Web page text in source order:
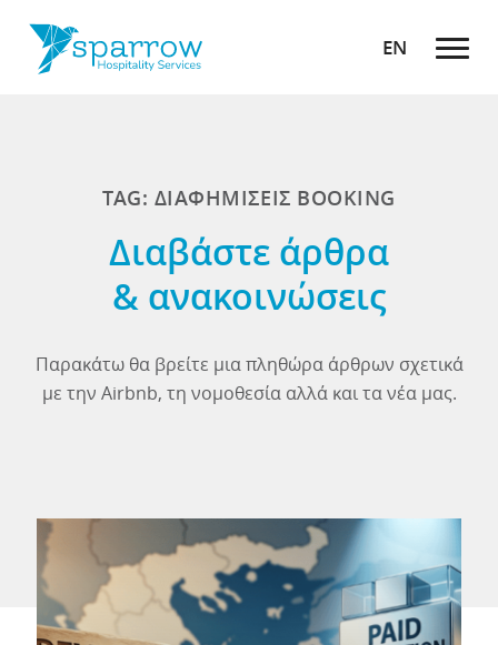
EN
TAG: ΔΙΑΦΗΜΙΣΕΙΣ BOOKING
Διαβάστε άρθρα
& ανακοινώσεις
Παρακάτω θα βρείτε μια πληθώρα άρθρων σχετικά
με την Airbnb, τη νομοθεσία αλλά και τα νέα μας.